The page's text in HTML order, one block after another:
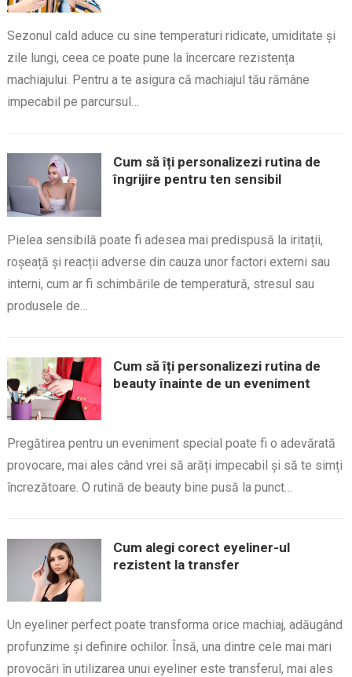
Sezonul cald aduce cu sine temperaturi ridicate, umiditate și
zile lungi, ceea ce poate pune la încercare rezistența
machiajului. Pentru a te asigura că machiajul tău rămâne
impecabil pe parcursul…
Cum să îți personalizezi rutina de
îngrijire pentru ten sensibil
Pielea sensibilă poate fi adesea mai predispusă la iritații,
roșeață și reacții adverse din cauza unor factori externi sau
interni, cum ar fi schimbările de temperatură, stresul sau
produsele de…
Cum să îți personalizezi rutina de
beauty înainte de un eveniment
Pregătirea pentru un eveniment special poate fi o adevărată
provocare, mai ales când vrei să arăți impecabil și să te simți
încrezătoare. O rutină de beauty bine pusă la punct…
Cum alegi corect eyeliner-ul
rezistent la transfer
Un eyeliner perfect poate transforma orice machiaj, adăugând
profunzime și definire ochilor. Însă, una dintre cele mai mari
provocări în utilizarea unui eyeliner este transferul, mai ales